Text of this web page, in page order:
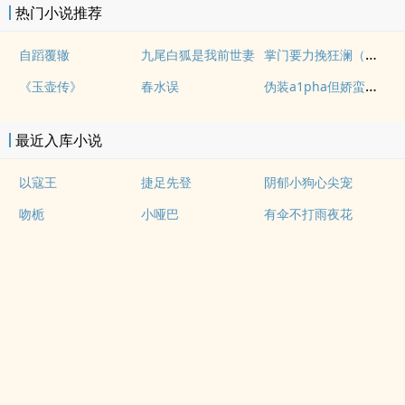
热门小说推荐
自蹈覆辙 九尾白狐是我前世妻 掌门要力挽狂澜（重生nph)
《玉壶传》 春水误 伪装a1pha但娇蛮大小姐
最近入库小说
以寇王 捷足先登
阴郁小狗心尖宠
吻栀
小哑巴 有伞不打雨夜花